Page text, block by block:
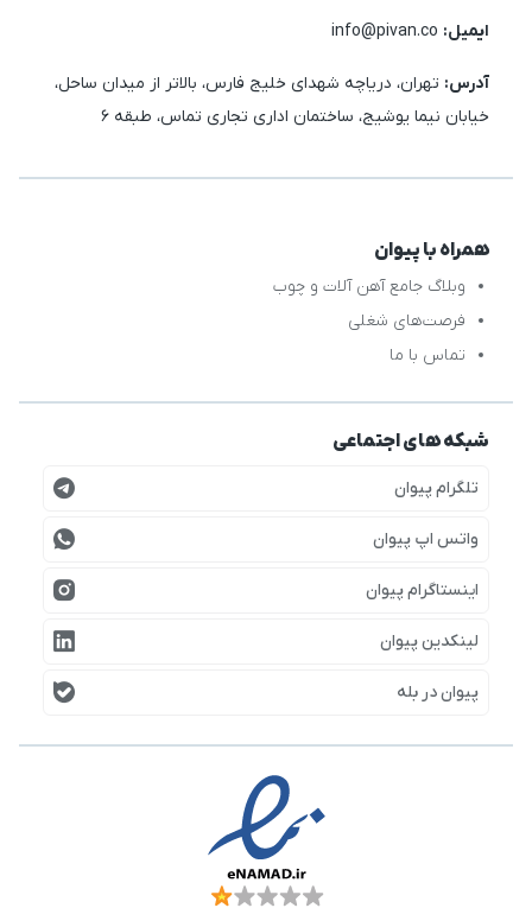
ایمیل:‌
آدرس: تهران، دریاچه شهدای خلیج فارس، بالاتر از میدان ساحل،
خیابان نیما یوشیج، ساختمان اداری تجاری تماس، طبقه 6
همراه با پیوان
وبلاگ جامع آهن آلات و چوب
فرصت‌های شغلی
تماس با ما
شبکه های اجتماعی
تلگرام پیوان
واتس اپ پیوان
اینستاگرام پیوان
لینکدین پیوان
پیوان در بله